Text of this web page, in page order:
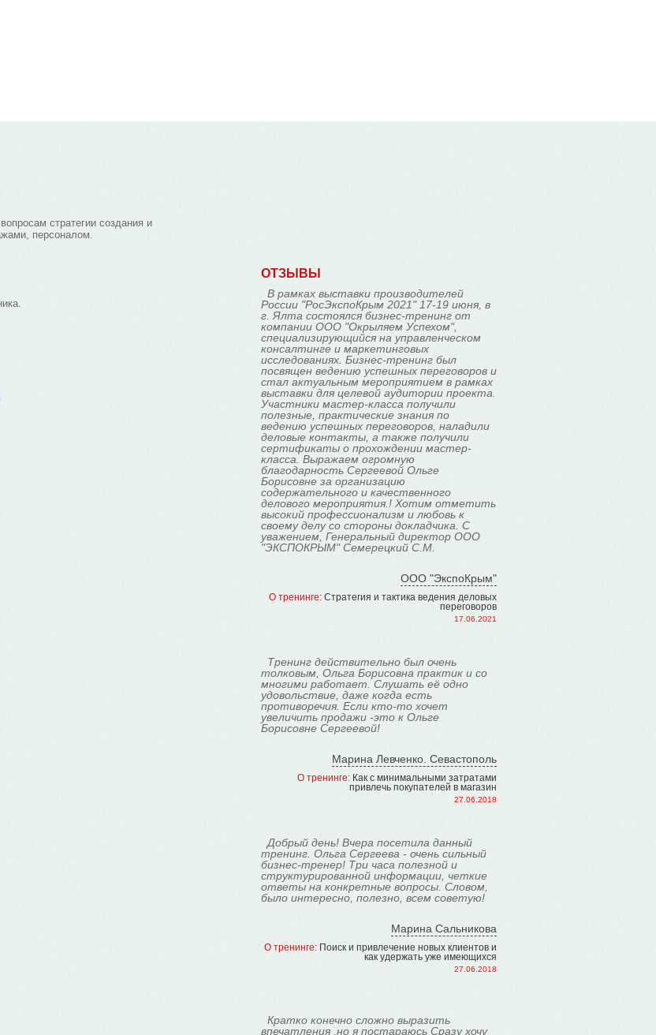
стратегии создания и
персоналом.
ОТЗЫВЫ
В рамках выставки производителей
России "РосЭкспоКрым 2021" 17-19 июня, в
г. Ялта состоялся бизнес-тренинг от
компании ООО "Окрыляем Успехом",
специализирующийся на управленческом
консалтинге и маркетинговых
исследованиях. Бизнес-тренинг был
посвящен ведению успешных переговоров и
стал актуальным мероприятием в рамках
выставки для целевой аудитории проекта.
Участники мастер-класса получили
полезные, практические знания по
ведению успешных переговоров, наладили
деловые контакты, а также получили
сертификаты о прохождении мастер-
класса. Выражаем огромную
благодарность Сергеевой Ольге
Борисовне за организацию
содержательного и качественного
делового мероприятия.! Хотим отметить
высокий профессионализм и любовь к
своему делу со стороны докладчика. С
уважением, Генеральный директор ООО
"ЭКСПОКРЫМ" Семерецкий С.М.
ООО "ЭкспоКрым"
О тренинге:Стратегия и тактика ведения деловых
переговоров
17.06.2021
Тренинг действительно был очень
толковым, Ольга Борисовна практик и со
многими работает. Слушать её одно
удовольствие, даже когда есть
противоречия. Если кто-то хочет
увеличить продажи -это к Ольге
Борисовне Сергеевой!
Марина Левченко. Севастополь
О тренинге:Как с минимальными затратами
привлечь покупателей в магазин
27.06.2018
Добрый день! Вчера посетила данный
тренинг. Ольга Сергеева - очень сильный
бизнес-тренер! Три часа полезной и
структурированной информации, четкие
ответы на конкретные вопросы. Словом,
было интересно, полезно, всем советую!
Марина Сальникова
О тренинге:Поиск и привлечение новых клиентов и
как удержать уже имеющихся
27.06.2018
Кратко конечно сложно выразить
впечатления ,но я постараюсь Сразу хочу